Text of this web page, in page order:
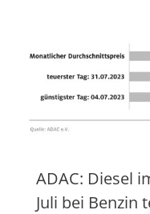
ADAC: Diesel
Juli bei Benzin